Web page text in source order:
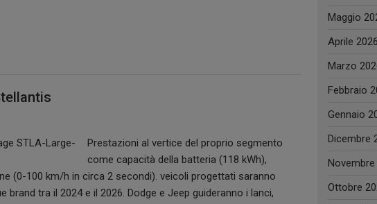
Prestazioni al vertice del proprio segmento
come capacità della batteria (118 kWh),
(0-100 km/h in circa 2 secondi). veicoli progettati saranno
tra il 2024 e il 2026. Dodge e Jeep guideranno i lanci,
Maggio
Aprile 2026
Marzo
Febbraio
Gennaio
Dicembre
Novembre
Ottobre